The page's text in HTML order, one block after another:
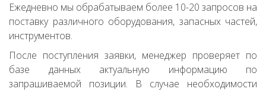
Ежедневно мы обрабатываем более 10-20 запросов на
поставку различного оборудования, запасных частей,
инструментов.
После поступления заявки, менеджер проверяет по
базе данных актуальную информацию по
запрашиваемой позиции. В случае необходимости